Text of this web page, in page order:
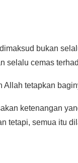
bukan
selalu cemas
Allah tetapkan
ketenangan
tetapi, semua itu